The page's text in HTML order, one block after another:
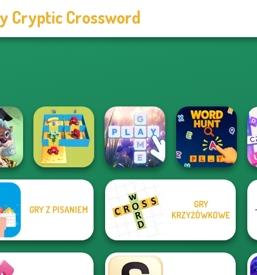
Cryptic Crossword
Prof.
Alphabet Lore
Bubble Letters Word Hunt
GRY Z PISANIEM
GRY
KRZYŻÓWKOWE